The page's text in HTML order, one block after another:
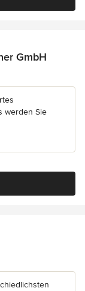
GmbH
werden Sie